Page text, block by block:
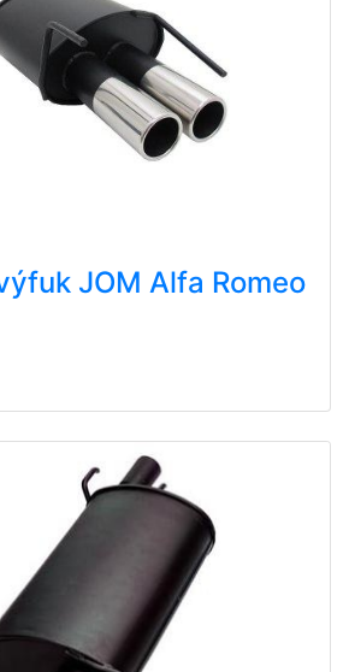
JOM Alfa Romeo